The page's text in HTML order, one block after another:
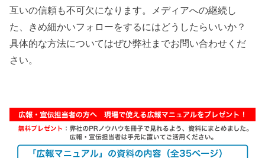
互いの信頼も不可欠になります。メディアへの継続し
た、きめ細かいフォローをするにはどうしたらいいか？
具体的な方法についてはぜひ弊社までお問い合わせくだ
さい。